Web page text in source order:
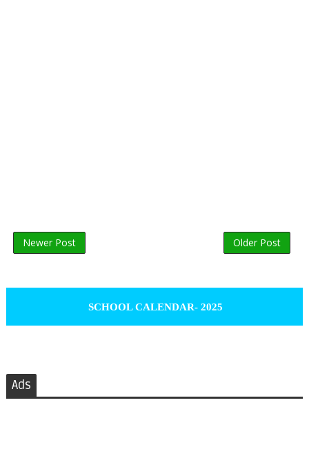
Newer Post Older Post
SCHOOL CALENDAR- 2025
Ads